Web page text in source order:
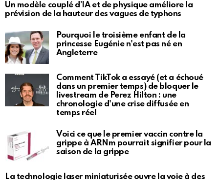
Un modèle couplé d’IA et de physique améliore la
prévision de la hauteur des vagues de typhons
Pourquoi le troisième enfant de la
princesse Eugénie n'est pas né en
Angleterre
Comment TikTok a essayé (et a échoué
dans un premier temps) de bloquer le
livestream de Perez Hilton : une
chronologie d'une crise diffusée en
temps réel
Voici ce que le premier vaccin contre la
grippe à ARNm pourrait signifier pour la
saison de la grippe
La technologie laser miniaturisée ouvre la voie à des